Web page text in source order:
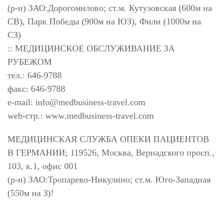
(р-н) ЗАО:Дорогомилово; ст.м. Кутузовская (600м на
СВ), Парк Победы (900м на ЮЗ), Фили (1000м на
СЗ)
:: МЕДИЦИНСКОЕ ОБСЛУЖИВАНИЕ ЗА
РУБЕЖОМ
тел.: 646-9788
факс: 646-9788
e-mail: info@medbusiness-travel.com
web-стр.: www.medbusiness-travel.com
МЕДИЦИНСКАЯ СЛУЖБА ОПЕКИ ПАЦИЕНТОВ
В ГЕРМАНИИ; 119526, Москва, Вернадского просп.,
103, к.1, офис 001
(р-н) ЗАО:Тропарево-Никулино; ст.м. Юго-Западная
(550м на З)!